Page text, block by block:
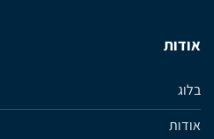
אודות
בלוג
אודות